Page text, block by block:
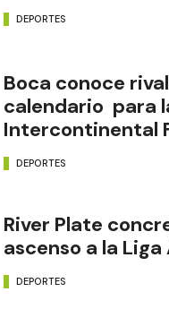
DEPORTES
Boca conoce
calendario para
Intercontinental
DEPORTES
River Plate
ascenso a la
DEPORTES